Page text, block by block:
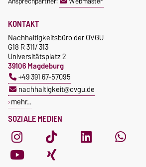
SOZIALE MEDIEN
KONTAKT
Nachhaltigkeitsbüro der OVGU
G18 R 311/ 313
Universitätsplatz 2
39106 Magdeburg
+49 391 67-57095
nachhaltigkeit@ovgu.de
mehr…